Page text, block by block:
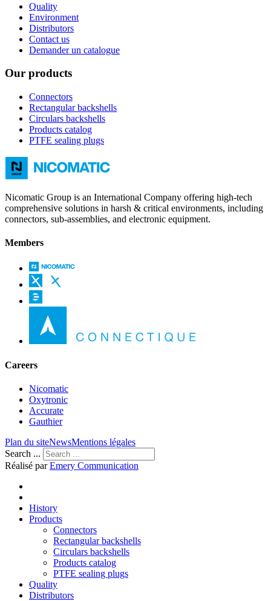
Quality
Environment
Distributors
Contact us
Demander un catalogue
Our products
Connectors
Rectangular backshells
Circulars backshells
Products catalog
PTFE sealing plugs
Nicomatic Group is an International Company offering high-tech
comprehensive solutions in harsh & critical environments, including
connectors, sub-assemblies, and electronic equipment.
Members
Careers
Nicomatic
Oxytronic
Accurate
Gauthier
Plan du siteNewsMentions légales
Search ...
Réalisé parEmery Communication
History
Products
Connectors
Rectangular backshells
Circulars backshells
Products catalog
PTFE sealing plugs
Quality
Distributors